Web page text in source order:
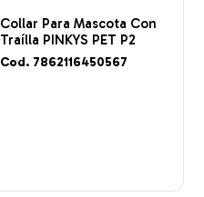
Collar Para Mascota Con
Traílla PINKYS PET P2
Cod. 7862116450567